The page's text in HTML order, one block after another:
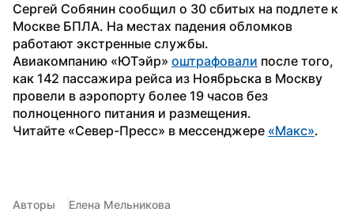
Сергей Собянин сообщил о 30 сбитых на подлете к
Москве БПЛА. На местах падения обломков
работают экстренные службы.
Авиакомпанию «ЮТэйр» оштрафовали после того,
как 142 пассажира рейса из Ноябрьска в Москву
провели в аэропорту более 19 часов без
полноценного питания и размещения.
Читайте «Север-Пресс» в мессенджере «Макс».
Авторы Елена Мельникова